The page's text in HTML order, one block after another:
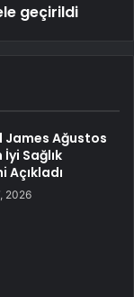
geçirildi
James Ağustos
İyi Sağlık
Açıkladı
2026